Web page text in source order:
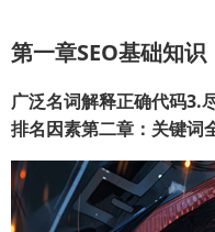
第一章SEO基础知识
广泛名词解释正确代码3.
排名因素第二章：关键词